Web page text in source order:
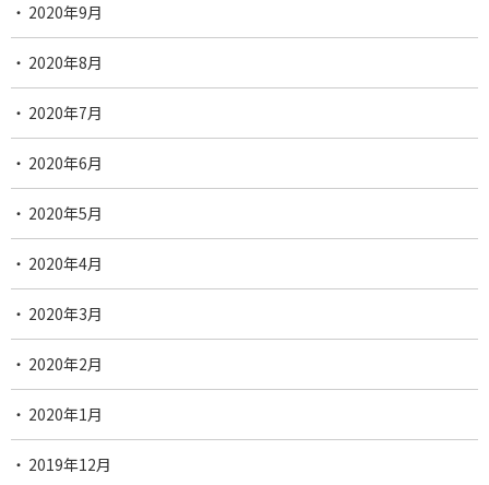
2020年9月
2020年8月
2020年7月
2020年6月
2020年5月
2020年4月
2020年3月
2020年2月
2020年1月
2019年12月